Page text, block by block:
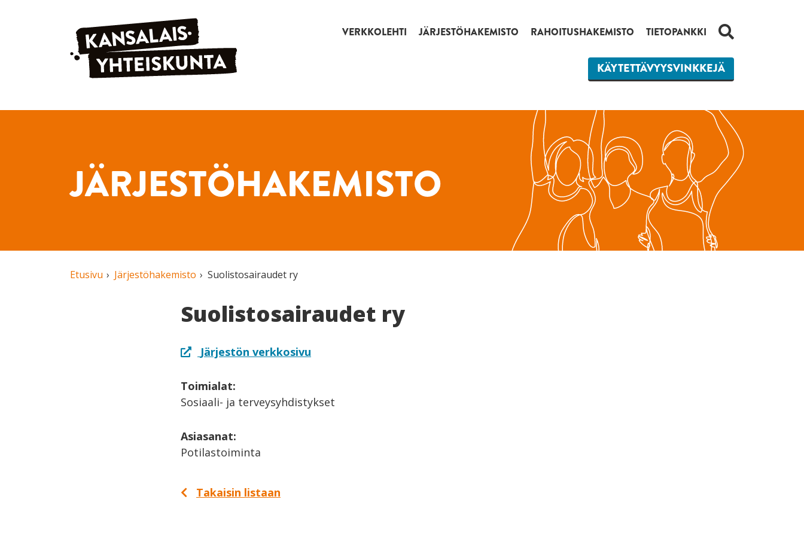
Siirry sisältöön VERKKOLEHTI JÄRJESTÖHAKEMISTO RAHOITUSHAKEMISTO TIETOPANKKI HAKU
KÄYTETTÄVYYSVINKKEJÄ
JÄRJESTÖHAKEMISTO
Etusivu Järjestöhakemisto Suolistosairaudet ry
Suolistosairaudet ry
Järjestön verkkosivu
Toimialat:
Sosiaali- ja terveysyhdistykset
Asiasanat:
Potilastoiminta
Takaisin listaan